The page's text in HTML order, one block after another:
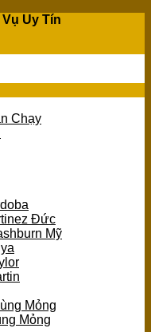
Uy Tín
Chạy
Đức
Mỹ
Mỏng
Mỏng